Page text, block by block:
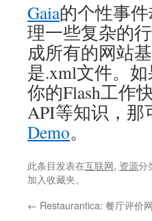
Gaia的个性事
理一些复杂的
成所有的网站
是.xml文件。
你的Flash工作
API等知识，那
Demo。
此条目发表在互联网, 资源分
加入收藏夹。
← Restaurantica: 餐厅评价